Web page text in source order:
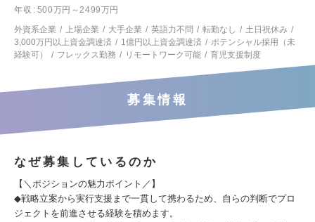
年収
500万円～2499万円
外資系企業
上場企業 大手企業 英語力不問 転勤なし
土日祝休み
3,000万円以上資金調達済
1億円以上資金調達済
ポテンシャル採用（未
経験可）
フレックス勤務 リモートワーク可能 育児支援制度
募集情報
なぜ募集しているのか
【＼ポジションの魅力ポイント／】
◆戦略立案から実行支援まで一貫して携わるため、自らの判断でプロ
ジェクトを前進させる経験を積めます。